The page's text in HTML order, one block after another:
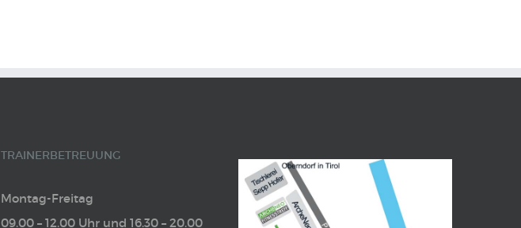
TRAINERBETREUUNG
Montag-Freitag
09.00 – 12.00 Uhr und 16.30 – 20.00